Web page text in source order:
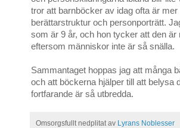
tror att barnböcker av idag ofta är
berättarstruktur och personporträtt.
som är 9 år, och hon tycker att den
eftersom människor inte är så snälla.
Sammantaget hoppas jag att många
och att böckerna hjälper till att
fortfarande är så utbredda.
Omsorgsfullt nedplitat av Lyrans Noblesser